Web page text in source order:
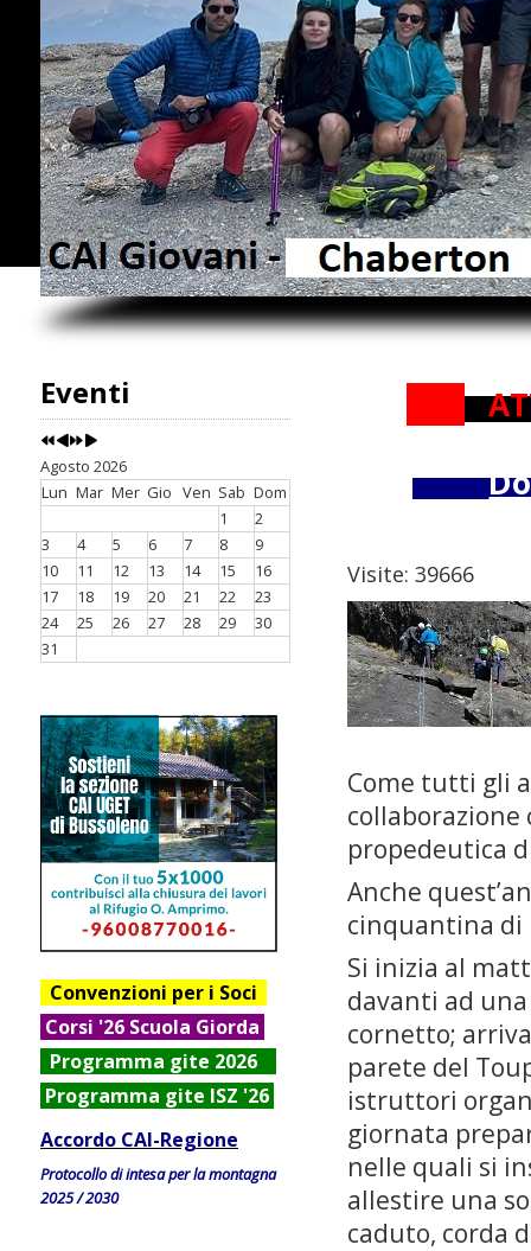
Eventi
Agosto 2026
Lun Mar Mer Gio Ven Sab Dom
1
2
3
4 5 6 7 8
9
10
11 12 13 14 15
16
17
18 19 20 21 22
23
24
25 26 27 28 29
30
31
Convenzioni per i Soci
Corsi '26 Scuola Giorda
Programma gite 2026
Programma gite ISZ '26
Accordo CAI-Regione
Protocollo di intesa per la montagna
2025 / 2030
Visite: 39666
Come tutti gli
collaborazione
propedeutica
Anche
cinquantina
Si inizia al
davanti ad
cornetto;
parete del
istruttori
giornata
nelle quali si
allestire una
caduto, corda